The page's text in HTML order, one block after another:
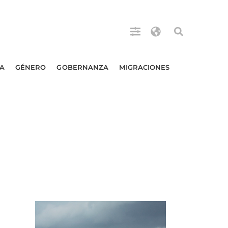
GÉNERO GOBERNANZA MIGRACIONES